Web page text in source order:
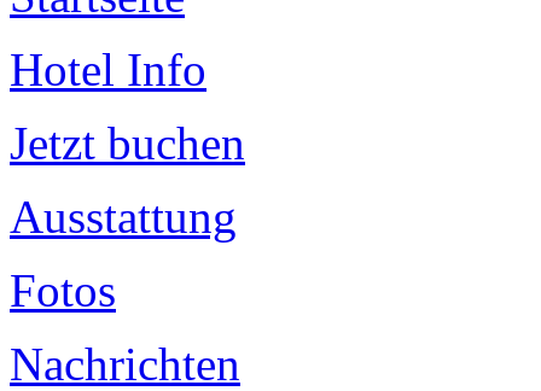
Hotel Info
Jetzt buchen
Ausstattung
Fotos
Nachrichten